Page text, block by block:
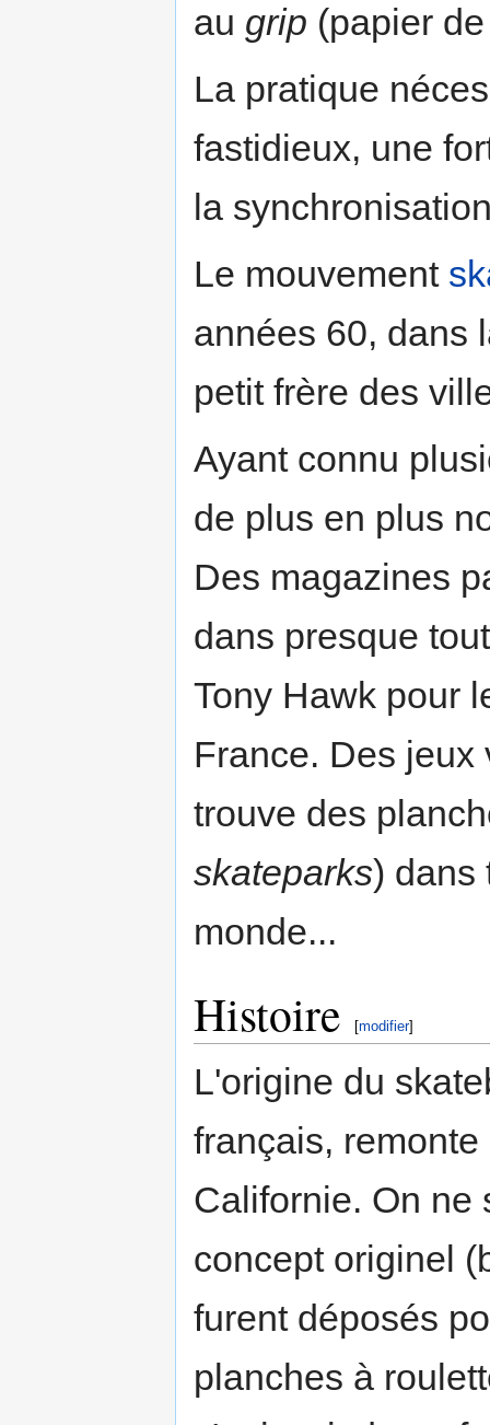
au grip (papier
La pratique
fastidieux, une
la
Le mouvement
années 60, dans
petit frère des
Ayant connu
de plus en plus
Des magazines
dans presque
Tony Hawk pour
France. Des jeux
trouve des
skateparks) dans
monde...
Histoire [modifier]
L'origine du
français,
Californie. On ne
concept originel
furent déposés
planches à